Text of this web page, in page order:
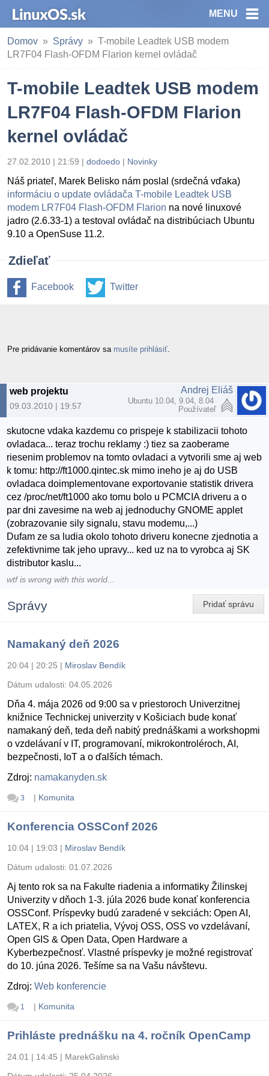
MENU
Domov Správy
T-mobile Leadtek USB modem
LR7F04 Flash-OFDM Flarion kernel ovládač
T-mobile Leadtek USB modem
LR7F04 Flash-OFDM Flarion
kernel ovládač
27.02.2010 | 21:59 | dodoedo | Novinky
Náš priateľ, Marek Belisko nám poslal (srdečná vďaka)
informáciu o update ovládača T-mobile Leadtek USB
modem LR7F04 Flash-OFDM Flarion na nové linuxové
jadro (2.6.33-1) a testoval ovládač na distribúciach Ubuntu
9.10 a OpenSuse 11.2.
Zdieľať
Facebook Twitter
Pre pridávanie komentárov sa musíte prihlásiť
web projektu
09.03.2010 | 19:57
Andrej Eliáš
Ubuntu 10.04, 9.04, 8.04
Používateľ
skutocne vdaka kazdemu co prispeje k stabilizacii tohoto
ovladaca... teraz trochu reklamy :) tiez sa zaoberame
riesenim problemov na tomto ovladaci a vytvorili sme aj web
k tomu: http://ft1000.qintec.sk mimo ineho je aj do USB
ovladaca doimplementovane exportovanie statistik drivera
cez /proc/net/ft1000 ako tomu bolo u PCMCIA driveru a o
par dni zavesime na web aj jednoduchy GNOME applet
(zobrazovanie sily signalu, stavu modemu,...)
Dufam ze sa ludia okolo tohoto driveru konecne zjednotia a
zefektivnime tak jeho upravy... ked uz na to vyrobca aj SK
distributor kaslu...
wtf is wrong with this world...
Pridať správu
Správy
Namakaný deň 2026
20.04 | 20:25 | Miroslav Bendík
Dátum udalosti: 04.05.2026
Dňa 4. mája 2026 od 9:00 sa v priestoroch Univerzitnej
knižnice Technickej univerzity v Košiciach bude konať
namakaný deň, teda deň nabitý prednáškami a workshopmi
o vzdelávaní v IT, programovaní, mikrokontroléroch, AI,
bezpečnosti, IoT a o ďalších témach.
Zdroj: namakanyden.sk
3 | Komunita
Konferencia OSSConf 2026
10.04 | 19:03 | Miroslav Bendík
Dátum udalosti: 01.07.2026
Aj tento rok sa na Fakulte riadenia a informatiky Žilinskej
Univerzity v dňoch 1-3. júla 2026 bude konať konferencia
OSSConf. Príspevky budú zaradené v sekciách: Open AI,
LATEX, R a ich priatelia, Vývoj OSS, OSS vo vzdelávaní,
Open GIS & Open Data, Open Hardware a
Kyberbezpečnosť. Vlastné príspevky je možné registrovať
do 10. júna 2026. Tešíme sa na Vašu návštevu.
Zdroj: Web konferencie
1 | Komunita
Prihláste prednášku na 4. ročník OpenCamp
24.01 | 14:45 | MarekGalinski